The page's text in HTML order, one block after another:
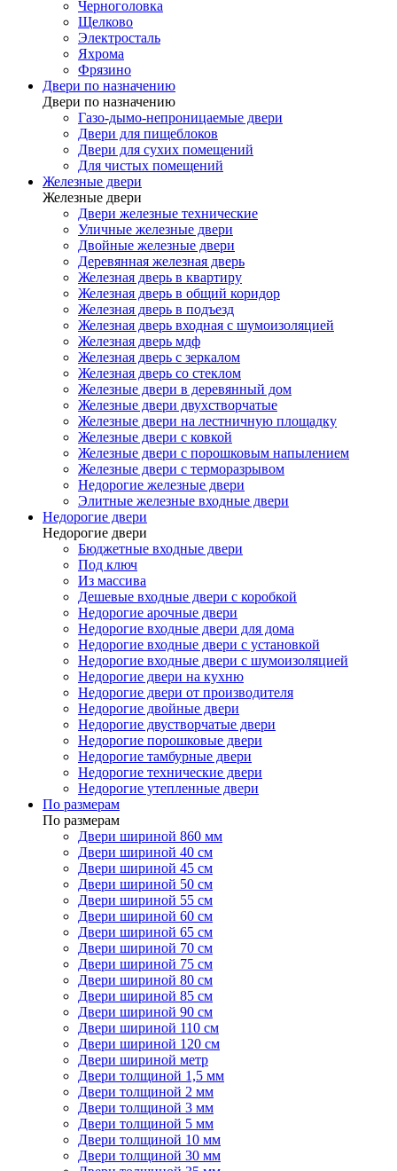
Черноголовка
Щелково
Электросталь
Яхрома
Фрязино
Двери по назначению
Двери по назначению
Газо-дымо-непроницаемые двери
Двери для пищеблоков
Двери для сухих помещений
Для чистых помещений
Железные двери
Железные двери
Двери железные технические
Уличные железные двери
Двойные железные двери
Деревянная железная дверь
Железная дверь в квартиру
Железная дверь в общий коридор
Железная дверь в подъезд
Железная дверь входная с шумоизоляцией
Железная дверь мдф
Железная дверь с зеркалом
Железная дверь со стеклом
Железные двери в деревянный дом
Железные двери двухстворчатые
Железные двери на лестничную площадку
Железные двери с ковкой
Железные двери с порошковым напылением
Железные двери с терморазрывом
Недорогие железные двери
Элитные железные входные двери
Недорогие двери
Недорогие двери
Бюджетные входные двери
Под ключ
Из массива
Дешевые входные двери с коробкой
Недорогие арочные двери
Недорогие входные двери для дома
Недорогие входные двери с установкой
Недорогие входные двери с шумоизоляцией
Недорогие двери на кухню
Недорогие двери от производителя
Недорогие двойные двери
Недорогие двустворчатые двери
Недорогие порошковые двери
Недорогие тамбурные двери
Недорогие технические двери
Недорогие утепленные двери
По размерам
По размерам
Двери шириной 860 мм
Двери шириной 40 см
Двери шириной 45 см
Двери шириной 50 см
Двери шириной 55 см
Двери шириной 60 см
Двери шириной 65 см
Двери шириной 70 см
Двери шириной 75 см
Двери шириной 80 см
Двери шириной 85 см
Двери шириной 90 см
Двери шириной 110 см
Двери шириной 120 см
Двери шириной метр
Двери толщиной 1,5 мм
Двери толщиной 2 мм
Двери толщиной 3 мм
Двери толщиной 5 мм
Двери толщиной 10 мм
Двери толщиной 30 мм